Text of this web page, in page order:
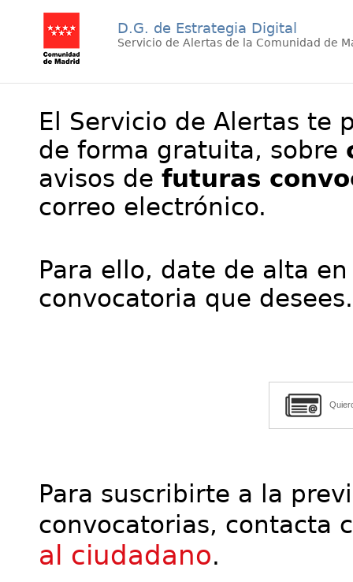
D.G. de Estrategia Digital
Servicio de Alertas de la Comunidad de
El Servicio de Alertas te
de forma gratuita, sobre
avisos de futuras
correo electrónico.
Para ello, date de alta
convocatoria que desees.
Para suscribirte a la
convocatorias, contacta
al ciudadano.